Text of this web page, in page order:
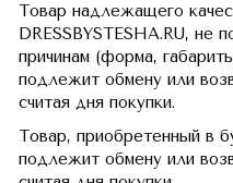
Товар надлежащего
DRESSBYSTESHA.RU, не
причинам (форма,
подлежит обмену или
считая дня покупки.
Товар, приобретенный в
подлежит обмену или